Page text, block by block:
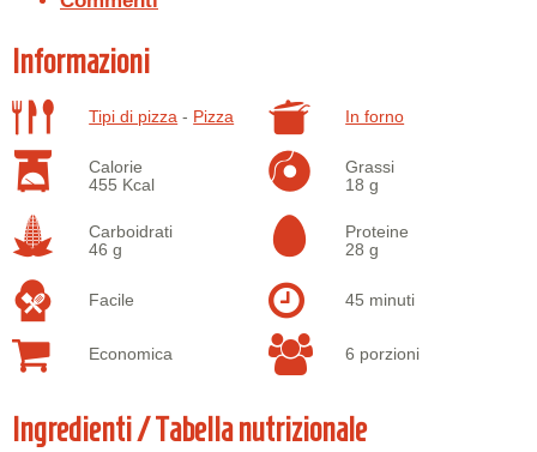
Informazioni
Tipi di pizza - Pizza In forno
Calorie
455 Kcal
Grassi
18 g
Carboidrati
46 g
Proteine
28 g
Facile 45 minuti
Economica 6 porzioni
Ingredienti / Tabella nutrizionale